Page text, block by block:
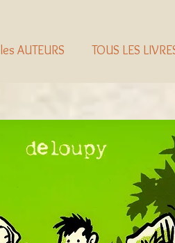
les AUTEURS TOUS LES